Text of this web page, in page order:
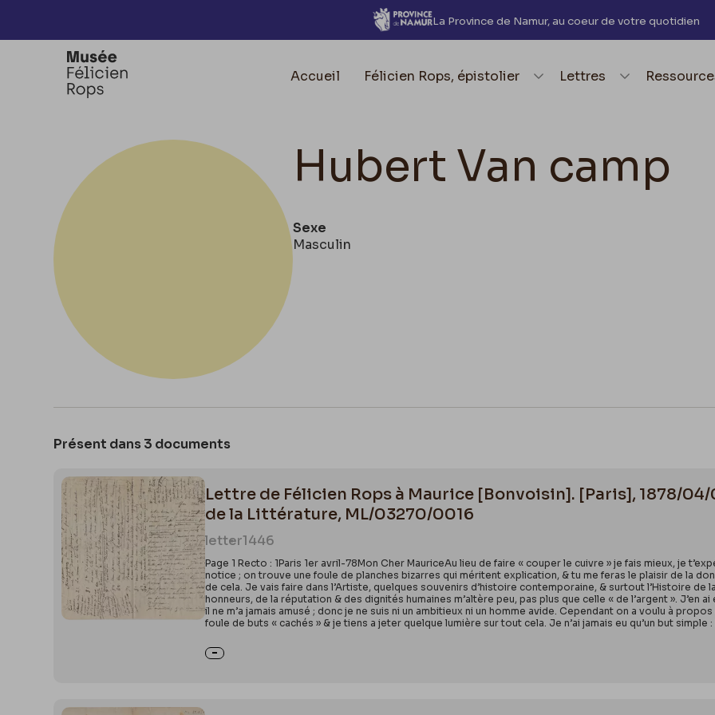
La Province de Namur, au coeur de votre quotidien
Accueil element.menu.open_menu
Félicien Rops, épistolier Lettres
Hubert Van camp
Sexe
Masculin
Présent dans 3 documents
Lettre de Félicien Rops à Maurice [Bonvoisin]. [Paris], 1878/
de la Littérature, ML/03270/0016
letter1446
Page 1 Recto : 1Paris 1er avril-78Mon Cher MauriceAu lieu de faire « couper le cuivre » je fais mieux, je
notice ; on trouve une foule de planches bizarres qui méritent explication, & tu me feras le plaisir de la
de cela. Je vais faire dans l’Artiste, quelques souvenirs d’histoire contemporaine, & surtout l’Histoire
honneurs, de la réputation & des dignités humaines m’altère peu, pas plus que celle « de l’argent ». J’en
il ne m’a jamais amusé ; donc je ne suis ni un ambitieux ni un homme avide. Cependant on a voulu à
foule de buts « cachés » & je tiens a jeter quelque lumière sur tout cela. Je n’ai jamais eu qu’un but simple